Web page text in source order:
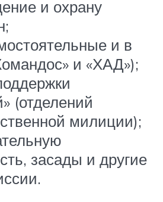
и охрану
и в
и «ХАД»);
(отделений
милиции);
засады и другие